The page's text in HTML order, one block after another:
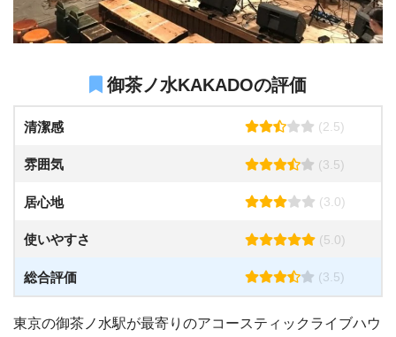
御茶ノ水KAKADOの評価
清潔感 (2.5)
雰囲気 (3.5)
居心地 (3.0)
使いやすさ (5.0)
総合評価 (3.5)
東京の御茶ノ水駅が最寄りのアコースティックライブハウ